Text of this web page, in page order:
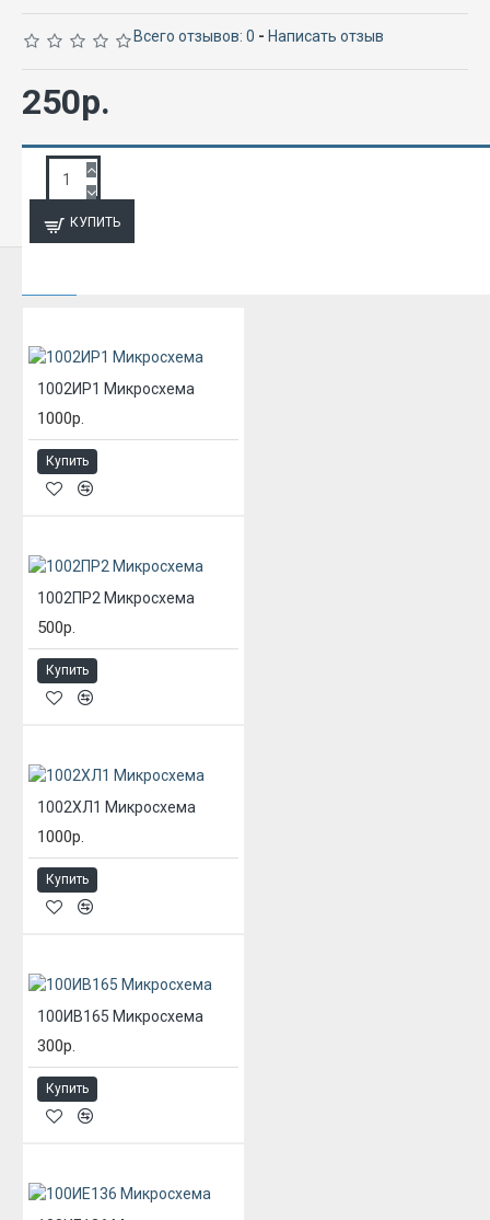
Всего отзывов: 0 - Написать отзыв
250р.
КУПИТЬ
1002ИР1 Микросхема
1000р.
Купить
1002ПР2 Микросхема
500р.
Купить
1002ХЛ1 Микросхема
1000р.
Купить
100ИВ165 Микросхема
300р.
Купить